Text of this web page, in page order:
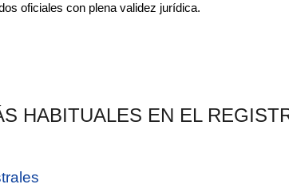
oficiales con plena validez jurídica.
HABITUALES EN EL